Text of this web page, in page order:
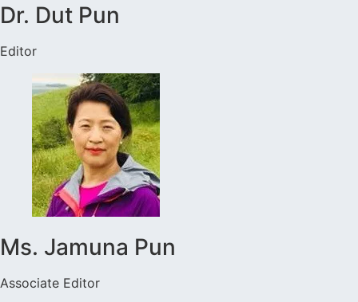
Dr. Dut Pun
Editor
Ms. Jamuna Pun
Associate Editor